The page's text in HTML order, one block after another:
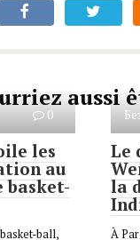
aussi
0
les
au
basket-
ball,
Le
la
À